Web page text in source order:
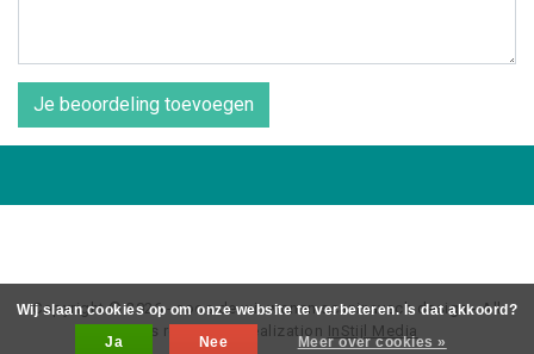
Je beoordeling toevoegen
Copyright © 2026 - coos de wit wonen scaninavsch design - All
rights reserved - Realization InStijl Media
Wij slaan cookies op om onze website te verbeteren. Is dat akkoord?
Ja
Nee Meer over cookies »